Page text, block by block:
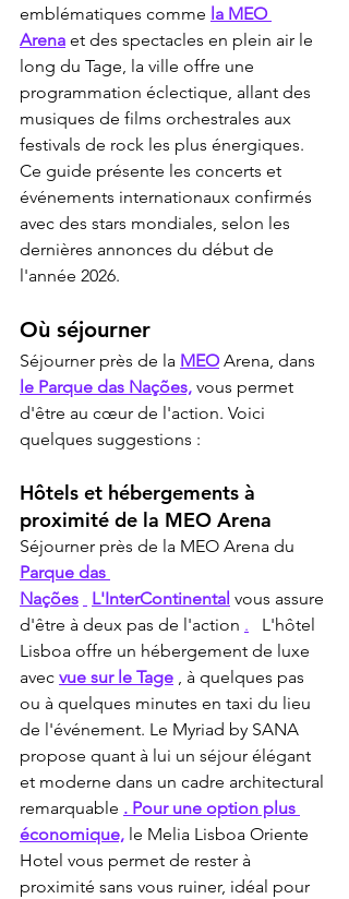
emblématiques comme la MEO
Arena et des spectacles en plein air le
long du Tage, la ville offre une
programmation éclectique, allant des
musiques de films orchestrales aux
festivals de rock les plus énergiques.
Ce guide présente les concerts et
événements internationaux confirmés
avec des stars mondiales, selon les
dernières annonces du début de
l'année 2026.
Où séjourner
Séjourner près de la MEO Arena, dans
le Parque das Nações, vous permet
d'être au cœur de l'action. Voici
quelques suggestions :
Hôtels et hébergements à
proximité de la MEO Arena
Séjourner près de la MEO Arena du
Parque das
Nações
L'InterContinental vous assure
d'être à deux pas de l'action .
L'hôtel
Lisboa offre un hébergement de luxe
avec vue sur le Tage , à quelques pas
ou à quelques minutes en taxi du lieu
de l'événement. Le Myriad by SANA
propose quant à lui un séjour élégant
et moderne dans un cadre architectural
remarquable . Pour une option plus
économique, le Melia Lisboa Oriente
Hotel vous permet de rester à
proximité sans vous ruiner, idéal pour